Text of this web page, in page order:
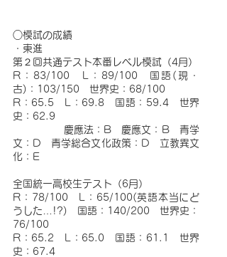
○模試の成績
・東進
第２回共通テスト本番レベル模試（4月）
R：83/100　L：89/100　国語(現・
古)：103/150　世界史：68/100
R：65.5　L：69.8　国語：59.4　世界
史：62.9
文：D　青学総合文化政策：D　立教異文
化：E
全国統一高校生テスト（6月）
R：78/100　L：65/100(英語本当にど
うした…!?)　国語：140/200　世界史：
76/100
R：65.2　L：65.0　国語：61.1　世界
史：67.4